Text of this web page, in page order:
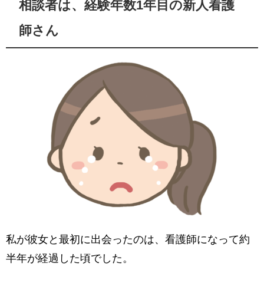
相談者は、経験年数1年目の新人看護
師さん
私が彼女と最初に出会ったのは、看護師になって約
半年が経過した頃でした。